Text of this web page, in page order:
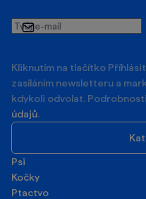
Tvůj
e-
Kliknutím na tlačítko
zasíláním newsletteru a
kdykoli odvolat.
údajů.
Psi
Kočky
Ptactvo